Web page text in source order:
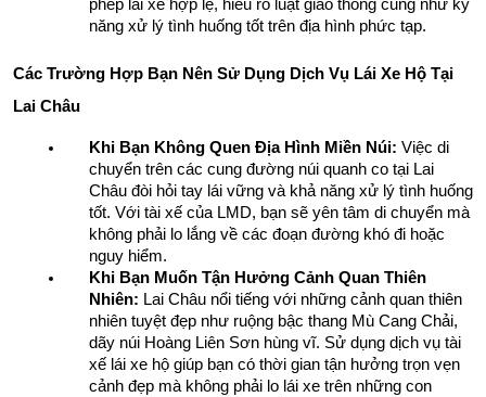
phép lái xe hợp lệ, hiểu rõ luật giao thông cũng như kỹ
năng xử lý tình huống tốt trên địa hình phức tạp.
Các Trường Hợp Bạn Nên Sử Dụng Dịch Vụ Lái Xe Hộ Tại
Lai Châu
Khi Bạn Không Quen Địa Hình Miền Núi: Việc di
chuyển trên các cung đường núi quanh co tại Lai
Châu đòi hỏi tay lái vững và khả năng xử lý tình huống
tốt. Với tài xế của LMD, bạn sẽ yên tâm di chuyển mà
không phải lo lắng về các đoạn đường khó đi hoặc
nguy hiểm.
Khi Bạn Muốn Tận Hưởng Cảnh Quan Thiên
Nhiên: Lai Châu nổi tiếng với những cảnh quan thiên
nhiên tuyệt đẹp như ruộng bậc thang Mù Cang Chải,
dãy núi Hoàng Liên Sơn hùng vĩ. Sử dụng dịch vụ tài
xế lái xe hộ giúp bạn có thời gian tận hưởng trọn vẹn
cảnh đẹp mà không phải lo lái xe trên những con